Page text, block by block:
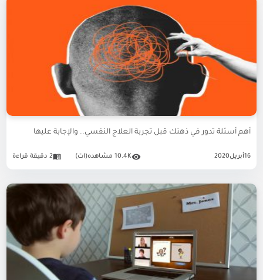
أهم أسئلة تدور في ذهنك قبل تجربة العلاج النفسي.. والإجابة عليها
16 أبريل2020 10.4K مشاهده(ات) 2 دقيقة قراءة